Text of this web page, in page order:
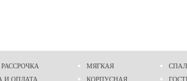
И ОПЛАТА
МЯГКАЯ
КОРПУСНАЯ